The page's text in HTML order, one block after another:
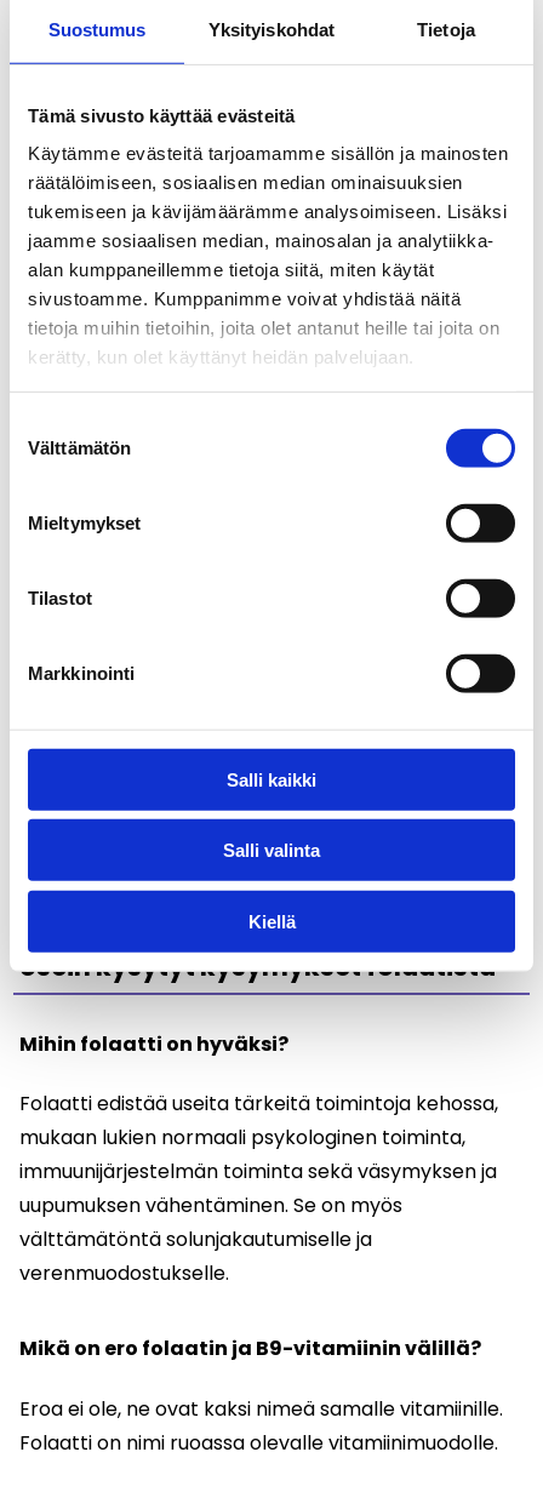
Suostumus Yksityiskohdat Tietoja
Tämä sivusto käyttää evästeitä
Käytämme evästeitä tarjoamamme sisällön ja mainosten
räätälöimiseen, sosiaalisen median ominaisuuksien
tukemiseen ja kävijämäärämme analysoimiseen. Lisäksi
jaamme sosiaalisen median, mainosalan ja analytiikka-
alan kumppaneillemme tietoja siitä, miten käytät
sivustoamme. Kumppanimme voivat yhdistää näitä
tietoja muihin tietoihin, joita olet antanut heille tai joita on
kerätty, kun olet käyttänyt heidän palvelujaan.
valinta
Välttämätön
Mieltymykset
Tilastot
Markkinointi
Salli kaikki
Salli valinta
Kiellä
hallitsemaan makeanhimoa ja epäsäännöllistä
syömistä. Miksi se sitten sisältää folaattia?
Vastaus on kokonaisuudessa. Kun muutat
ruokavaliotasi tai yrität vähentää sokerin saantia,
sekä energiataso että henkinen tasapaino ovat
ratkaisevan tärkeitä. Folaatti edistää:
keskittyneenä ja ylläpitämään
kokevat makeanhimon ilmaantuvan
paremmin varustautunut vastustamaan
Normaalia aminohapposynteesiä:
Usein kysytyt kysymykset folaatista
Mihin folaatti on hyväksi?
Folaatti edistää useita tärkeitä toimintoja kehossa,
mukaan lukien normaali psykologinen toiminta,
immuunijärjestelmän toiminta sekä väsymyksen ja
uupumuksen vähentäminen. Se on myös
välttämätöntä solunjakautumiselle ja
verenmuodostukselle.
Mikä on ero folaatin ja B9-vitamiinin välillä?
Eroa ei ole, ne ovat kaksi nimeä samalle vitamiinille.
Folaatti on nimi ruoassa olevalle vitamiinimuodolle.